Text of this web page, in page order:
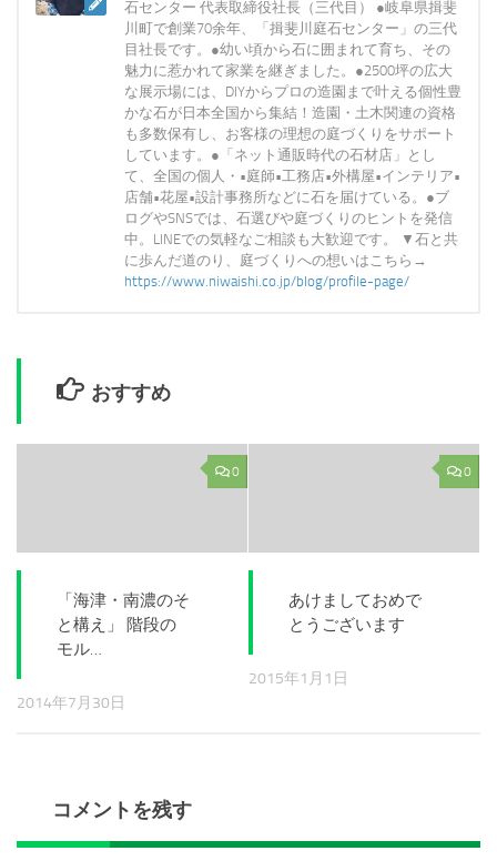
石センター 代表取締役社長（三代目） ●岐阜県揖斐
川町で創業70余年、「揖斐川庭石センター」の三代
目社長です。●幼い頃から石に囲まれて育ち、その
魅力に惹かれて家業を継ぎました。●2500坪の広大
な展示場には、DIYからプロの造園まで叶える個性豊
かな石が日本全国から集結！造園・土木関連の資格
も多数保有し、お客様の理想の庭づくりをサポート
しています。●「ネット通販時代の石材店」とし
て、全国の個人・•庭師•工務店•外構屋•インテリア•
店舗•花屋•設計事務所などに石を届けている。●ブ
ログやSNSでは、石選びや庭づくりのヒントを発信
中。LINEでの気軽なご相談も大歓迎です。 ▼石と共
に歩んだ道のり、庭づくりへの想いはこちら→
https://www.niwaishi.co.jp/blog/profile-page/
おすすめ
0
「海津・南濃のそ
と構え」 階段の
モル…
2014年7月30日
0
あけましておめで
とうございます
2015年1月1日
コメントを残す